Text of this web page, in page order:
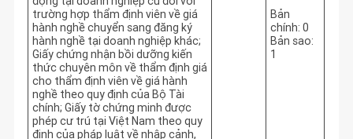
trường hợp thẩm định viên về giá
hành nghề chuyển sang đăng ký
hành nghề tại doanh nghiệp khác;
Giấy chứng nhận bồi dưỡng kiến
thức chuyên môn về thẩm định giá
cho thẩm định viên về giá hành
nghề theo quy định của Bộ Tài
chính; Giấy tờ chứng minh được
phép cư trú tại Việt Nam theo quy
định của pháp luật về nhập cảnh,
Bản
chính: 0
Bản sao:
1